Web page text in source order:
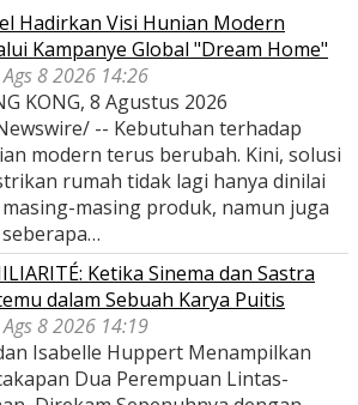
Hadirkan Visi Hunian Modern
Kampanye Global "Dream Home"
Ags 8 2026 14:26
KONG, 8 Agustus 2026
-- Kebutuhan terhadap
modern terus berubah. Kini, solusi
rumah tidak lagi hanya dinilai
masing produk, namun juga
Ketika Sinema dan Sastra
dalam Sebuah Karya Puitis
Ags 8 2026 14:19
Isabelle Huppert Menampilkan
Dua Perempuan Lintas-